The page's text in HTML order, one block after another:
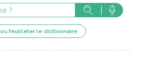
feuilleter le dictionnaire